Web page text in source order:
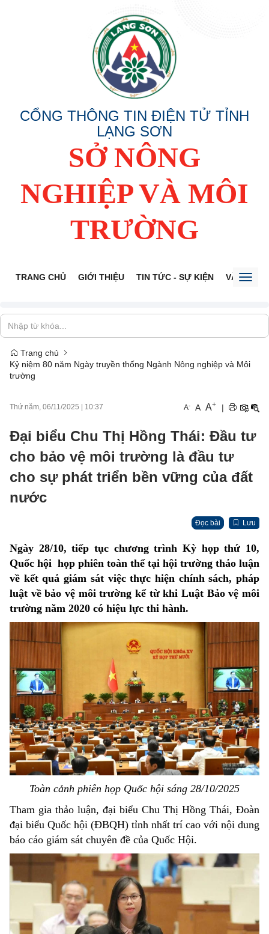
CỔNG THÔNG TIN ĐIỆN TỬ TỈNH
LẠNG SƠN
SỞ NÔNG
NGHIỆP VÀ MÔI
TRƯỜNG
TRANG CHỦ GIỚI THIỆU TIN TỨC - SỰ KIỆN VĂN BẢN
Trang chủ
Kỷ niệm 80 năm Ngày truyền thống Ngành Nông nghiệp và Môi
trường
Thứ năm, 06/11/2025 10:37 A- A A+ |
Đại biểu Chu Thị Hồng Thái: Đầu tư
cho bảo vệ môi trường là đầu tư
cho sự phát triển bền vững của đất
nước
Đọc bài Lưu
Ngày 28/10, tiếp tục chương trình Kỳ họp thứ 10,
Quốc hội họp phiên toàn thể tại hội trường thảo luận
về kết quả giám sát việc thực hiện chính sách, pháp
luật về bảo vệ môi trường kể từ khi Luật Bảo vệ môi
trường năm 2020 có hiệu lực thi hành.
Toàn cảnh phiên họp Quốc hội sáng 28/10/2025
Tham gia thảo luận, đại biểu Chu Thị Hồng Thái, Đoàn
đại biểu Quốc hội (ĐBQH) tỉnh nhất trí cao với nội dung
báo cáo giám sát chuyên đề của Quốc Hội.